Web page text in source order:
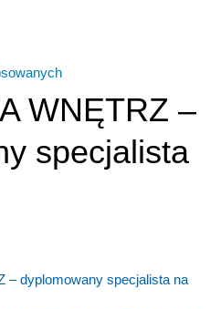
WNĘTRZ –
specjalista
– dyplomowany specjalista na